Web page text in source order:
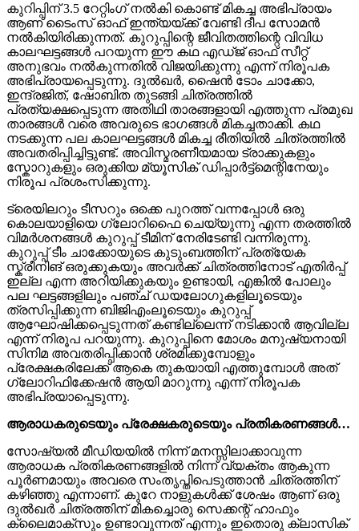
കുറിപ്പിന് 3.5 റേറ്റിംഗ് നൽകി കൊണ്ട് മികച്ച അഭിപ്രായം
ആണ് ടൈംസ് ഓഫ് ഇന്ത്യയ്ക്ക് വേണ്ടി ദീപ സോമൻ
നൽകിയിരിക്കുന്നത്. കുറുപ്പിന്റെ ജീവിതത്തിന്റെ വിവിധ
കാലഘട്ടങ്ങൾ പറയുന്ന ഈ കഥ എഡ്ജ് ഓഫ് സീറ്റ്
അനുഭവം നൽകുന്നതിൽ വിജയിക്കുന്നു എന്ന് നിരൂപക
അഭിപ്രായപ്പെടുന്നു. ദുൽഖർ, ഷൈൻ ടോം ചാക്കോ,
ഇന്ദ്രജിത്, ഷോബിത തുടങ്ങി ചിത്രത്തിൽ
പ്രത്യക്ഷപ്പെടുന്ന അതിഥി താരങ്ങളായി എത്തുന്ന പ്രമുഖ
താരങ്ങൾ വരെ അവരുടെ ഭാഗങ്ങൾ മികച്ചതാക്കി. കഥ
നടക്കുന്ന പല കാലഘട്ടങ്ങൾ മികച്ച രീതിയിൽ ചിത്രത്തിൽ
അവതരിപ്പിച്ചിട്ടുണ്ട്. അവിസ്മരണീയമായ ട്രാക്കുകളും
സ്കോറുകളും ഒരുക്കിയ മ്യൂസിക് ഡിപ്പാർട്ട്‌മെന്റിനേയും
നിരൂപ പ്രശംസിക്കുന്നു.
ട്രെയിലറും ടീസറും ഒക്കെ പുറത്ത് വന്നപ്പോൾ ഒരു
കൊലയാളിയെ ഗ്ലോറിഫൈ ചെയ്യുന്നു എന്ന തരത്തിൽ
വിമർശനങ്ങൾ കുറുപ്പ് ടീമിന് നേരിടേണ്ടി വന്നിരുന്നു.
കുറുപ്പ് ടീം ചാക്കോയുടെ കുടുംബത്തിന് പ്രത്യേക
സ്ക്രീനിങ് ഒരുക്കുകയും അവർക്ക് ചിത്രത്തിനോട് എതിർപ്പ്
ഇല്ല എന്ന അറിയിക്കുകയും ഉണ്ടായി, എങ്കിൽ പോലും
പല ഘട്ടങ്ങളിലും പഞ്ച് ഡയലോഗുകളിലൂടെയും
ത്രസിപ്പിക്കുന്ന ബിജിഎംലൂടെയും കുറുപ്പ്
ആഘോഷിക്കപ്പെടുന്നത് കണ്ടില്ലെന്ന് നടിക്കാൻ ആവില്ല
എന്ന് നിരൂപ പറയുന്നു. കുറുപ്പിനെ മോശം മനുഷ്യനായി
സിനിമ അവതരിപ്പിക്കാൻ ശ്രമിക്കുമ്പോളും
പ്രേക്ഷകരിലേക്ക് ആകെ തുകയായി എത്തുമ്പോൾ അത്
ഗ്ലോറിഫിക്കേഷൻ ആയി മാറുന്നു എന്ന് നിരൂപക
അഭിപ്രയാപ്പെടുന്നു.
ആരാധകരുടെയും പ്രേക്ഷകരുടെയും പ്രതികരണങ്ങള്‍…
സോഷ്യൽ മീഡിയയിൽ നിന്ന് മനസ്സിലാക്കാവുന്ന
ആരാധക പ്രതികരണങ്ങളിൽ നിന്ന് വ്യക്തം ആകുന്ന
പൂർണമായും അവരെ സംതൃപ്തിപെടുത്താൻ ചിത്രത്തിന്
കഴിഞ്ഞു എന്നാണ്. കുറേ നാളുകൾക്ക് ശേഷം ആണ് ഒരു
ദുൽഖർ ചിത്രത്തിന് മികച്ചൊരു സെക്കന്റ് ഹാഫും
ക്ലൈമാക്‌സും ഉണ്ടാവുന്നത് എന്നും ഇതൊരു ക്ലാസിക്